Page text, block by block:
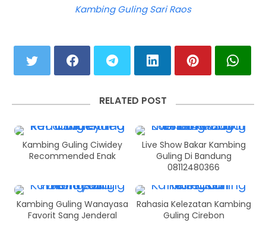
Kambing Guling Sari Raos
RELATED POST
Kambing Guling Ciwidey
Recommended Enak
Live Show Bakar Kambing
Guling Di Bandung
08112480366
Kambing Guling Wanayasa
Favorit Sang Jenderal
Rahasia Kelezatan Kambing
Guling Cirebon